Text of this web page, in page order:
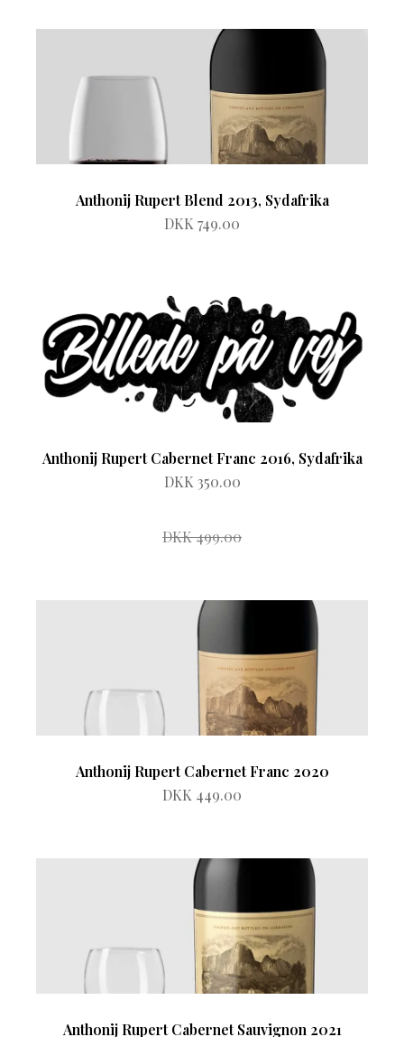
Anthonij Rupert Blend 2013, Sydafrika
DKK 749.00
Anthonij Rupert Cabernet Franc 2016, Sydafrika
DKK 350.00
DKK 499.00
Anthonij Rupert Cabernet Franc 2020
DKK 449.00
Anthonij Rupert Cabernet Sauvignon 2021